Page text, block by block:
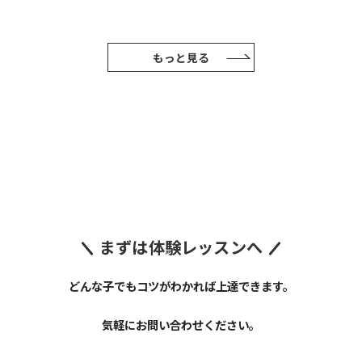
もっと見る
まずは体験レッスンへ
どんな子でもコツがわかれば上達できます。
気軽にお問い合わせください。